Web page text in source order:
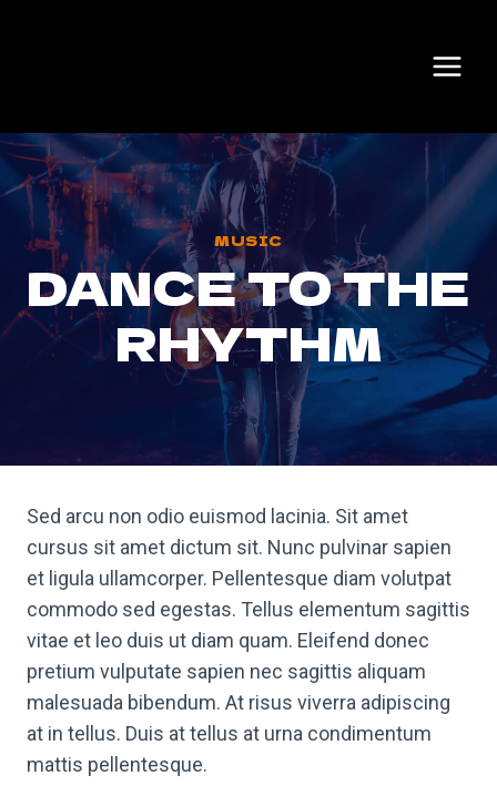
MUSIC
DANCE TO THE
RHYTHM
Sed arcu non odio euismod lacinia. Sit amet
cursus sit amet dictum sit. Nunc pulvinar sapien
et ligula ullamcorper. Pellentesque diam volutpat
commodo sed egestas. Tellus elementum sagittis
vitae et leo duis ut diam quam. Eleifend donec
pretium vulputate sapien nec sagittis aliquam
malesuada bibendum. At risus viverra adipiscing
at in tellus. Duis at tellus at urna condimentum
mattis pellentesque.